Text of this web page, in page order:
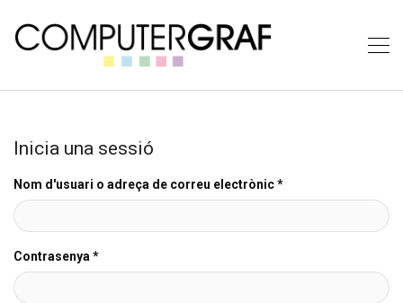
Inicia una sessió
Nom d'usuari o adreça de correu electrònic*
Contrasenya *